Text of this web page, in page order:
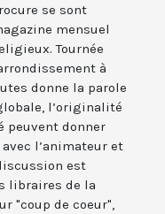
se sont
mensuel
Tournée
à
donne la parole
l’originalité
peuvent donner
l’animateur et
est
libraires de la
"coup de coeur",